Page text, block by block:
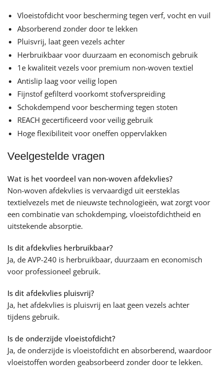
Vloeistofdicht voor bescherming tegen verf, vocht en vuil
Absorberend zonder door te lekken
Pluisvrij, laat geen vezels achter
Herbruikbaar voor duurzaam en economisch gebruik
1e kwaliteit vezels voor premium non-woven textiel
Antislip laag voor veilig lopen
Fijnstof gefilterd voorkomt stofverspreiding
Schokdempend voor bescherming tegen stoten
REACH gecertificeerd voor veilig gebruik
Hoge flexibiliteit voor oneffen oppervlakken
Veelgestelde vragen
Wat is het voordeel van non-woven afdekvlies?
Non-woven afdekvlies is vervaardigd uit eersteklas
textielvezels met de nieuwste technologieën, wat zorgt voor
een combinatie van schokdemping, vloeistofdichtheid en
uitstekende absorptie.
Is dit afdekvlies herbruikbaar?
Ja, de AVP-240 is herbruikbaar, duurzaam en economisch
voor professioneel gebruik.
Is dit afdekvlies pluisvrij?
Ja, het afdekvlies is pluisvrij en laat geen vezels achter
tijdens gebruik.
Is de onderzijde vloeistofdicht?
Ja, de onderzijde is vloeistofdicht en absorberend, waardoor
vloeistoffen worden geabsorbeerd zonder door te lekken.